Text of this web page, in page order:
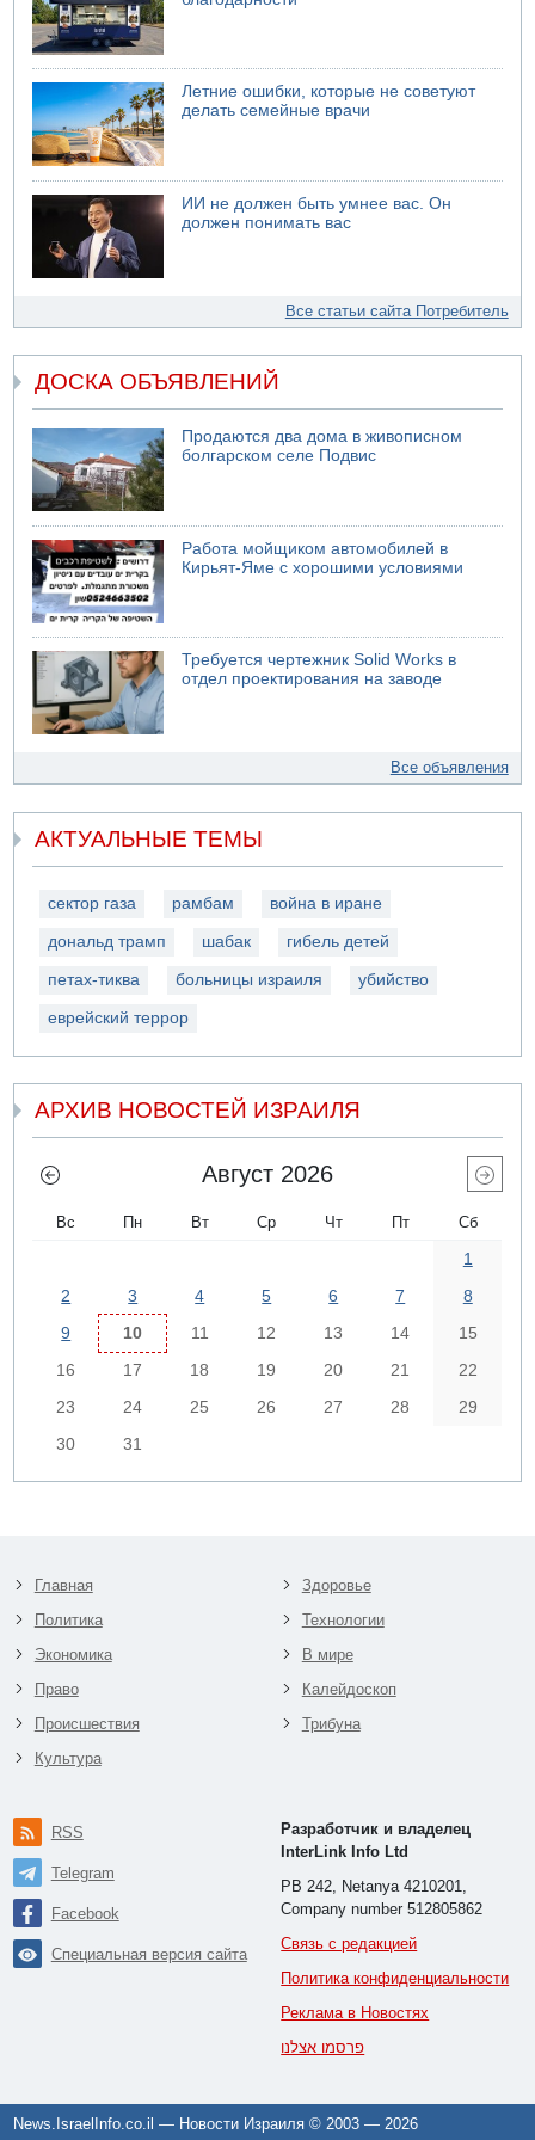
Летние ошибки, которые не советуют
делать семейные врачи
ИИ не должен быть умнее вас. Он
должен понимать вас
Все статьи сайта Потребитель
ДОСКА ОБЪЯВЛЕНИЙ
Продаются два дома в живописном
болгарском селе Подвис
Работа мойщиком автомобилей в
Кирьят-Яме с хорошими условиями
Требуется чертежник Solid Works в
отдел проектирования на заводе
Все объявления
АКТУАЛЬНЫЕ ТЕМЫ
сектор газа рамбам война в иране
дональд трамп шабак гибель детей
петах-тиква больницы израиля убийство
еврейский террор
АРХИВ НОВОСТЕЙ ИЗРАИЛЯ
Август 2026
Вс Пн Вт Ср Чт Пт Сб
1
2
3 4 5 6 7
8
9
10 11 12 13 14
15
16
17 18 19 20 21
22
23
24 25 26 27 28
29
30
31
Главная
Политика
Экономика
Право
Происшествия
Культура
Здоровье
Технологии
В мире
Калейдоскоп
Трибуна
RSS
Telegram
Facebook
Специальная версия сайта
Разработчик и владелец
InterLink Info Ltd
PB 242, Netanya 4210201,
Company number 512805862
Связь с редакцией
Политика конфиденциальности
Реклама в Новостях
פרסמו אצלנו
News.IsraelInfo.co.il — Новости Израиля © 2003 —2026